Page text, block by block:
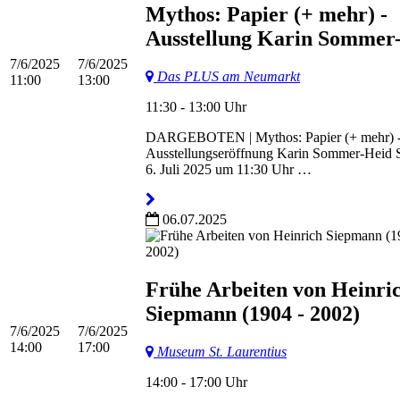
7/6/2025
11:00
7/6/2025
13:00
Mythos: Papier (+ mehr) -
Ausstellung Karin
Das PLUS am Neumarkt
11:30 - 13:00 Uhr
DARGEBOTEN | Mythos: Papier (+ mehr)
Ausstellungseröffnung Karin Sommer-Heid
6. Juli 2025 um 11:30 Uhr …
7/6/2025
14:00
7/6/2025
17:00
06.07.2025
Frühe Arbeiten von
Siepmann (1904 - 2002)
Museum St. Laurentius
14:00 - 17:00 Uhr